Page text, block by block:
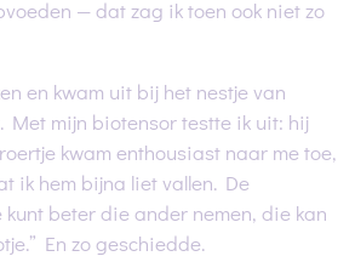
— dat zag ik toen ook niet zo
en kwam uit bij het nestje van
Met mijn biotensor testte ik uit: hij
kwam enthousiast naar me toe,
ik hem bijna liet vallen. De
beter die ander nemen, die kan
En zo geschiedde.